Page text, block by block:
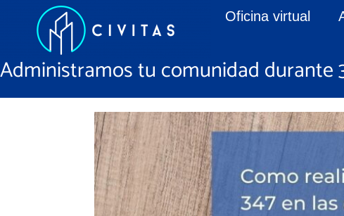
Oficina virtual
Administramos tu comunidad durante